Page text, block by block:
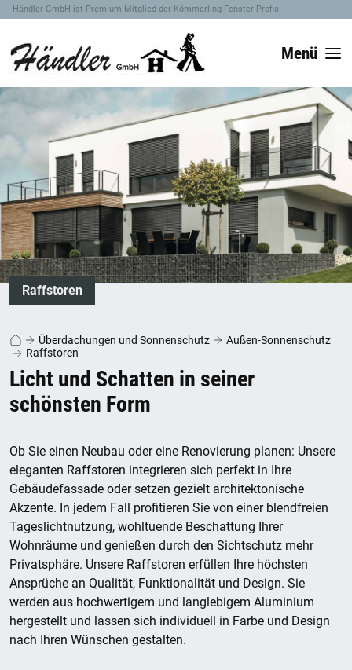
Händler GmbH ist Premium Mitglied der Kömmerling Fenster-Profis
Menü
Raffstoren
Überdachungen und Sonnenschutz
Außen-Sonnenschutz
Raffstoren
Licht und Schatten in seiner
schönsten Form
Ob Sie einen Neubau oder eine Renovierung planen: Unsere
eleganten Raffstoren integrieren sich perfekt in Ihre
Gebäudefassade oder setzen gezielt architektonische
Akzente. In jedem Fall profitieren Sie von einer blendfreien
Tageslichtnutzung, wohltuende Beschattung Ihrer
Wohnräume und genießen durch den Sichtschutz mehr
Privatsphäre. Unsere Raffstoren erfüllen Ihre höchsten
Ansprüche an Qualität, Funktionalität und Design. Sie
werden aus hochwertigem und langlebigem Aluminium
hergestellt und lassen sich individuell in Farbe und Design
nach Ihren Wünschen gestalten.